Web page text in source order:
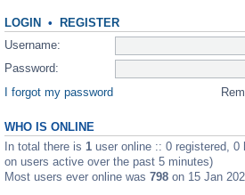
LOGIN • REGISTER
Username:
Password:
I forgot my password
WHO IS ONLINE
In total there is 1 user online :: 0 registered, 0
on users active over the past 5 minutes)
Most users ever online was 798 on 15 Jan